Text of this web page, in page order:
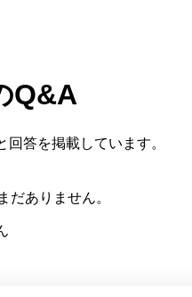
Q&A
回答を掲載しています。
だありません。